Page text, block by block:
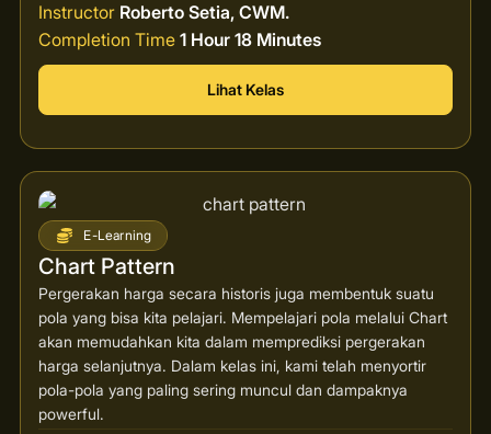
Instructor Roberto Setia, CWM.
Completion Time 1 Hour 18 Minutes
Lihat Kelas
E-Learning
Chart Pattern
Pergerakan harga secara historis juga membentuk suatu
pola yang bisa kita pelajari. Mempelajari pola melalui Chart
akan memudahkan kita dalam memprediksi pergerakan
harga selanjutnya. Dalam kelas ini, kami telah menyortir
pola-pola yang paling sering muncul dan dampaknya
powerful.